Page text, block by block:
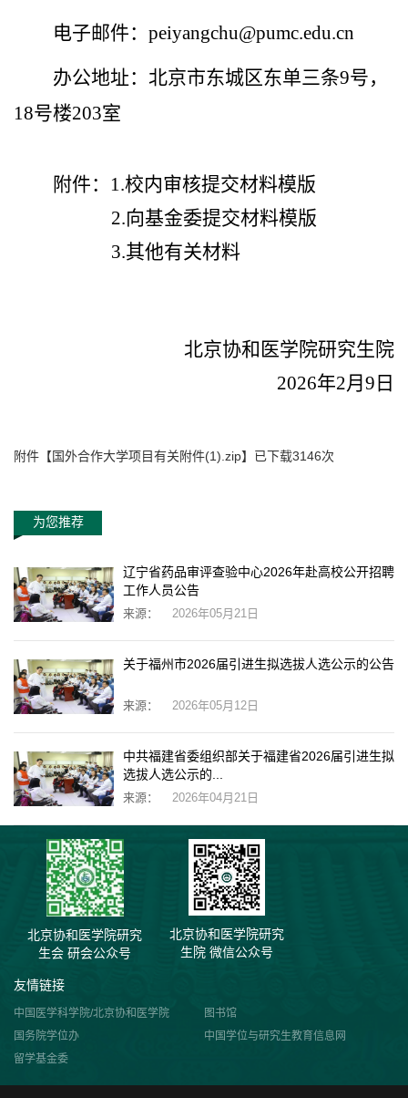
电子邮件： peiyangchu@pumc.edu.cn
办公地址：北京市东城区东单三条9号，
18号楼203室
附件： 1.校内审核提交材料模版
2.向基金委提交材料模版
3.其他有关材料
北京协和医学院研究生院
2026年2月 9 日
附件【国外合作大学项目有关附件(1).zip】已下载3146次
为您推荐
辽宁省药品审评查验中心2026年赴高校公开招聘
工作人员公告
来源： 2026年05月21日
关于福州市2026届引进生拟选拔人选公示的公告
来源： 2026年05月12日
中共福建省委组织部关于福建省2026届引进生拟
选拔人选公示的...
来源： 2026年04月21日
北京协和医学院研究
生会 研会公众号
北京协和医学院研究
生院 微信公众号
友情链接
中国医学科学院/北京协和医学院
图书馆
国务院学位办
中国学位与研究生教育信息网
留学基金委